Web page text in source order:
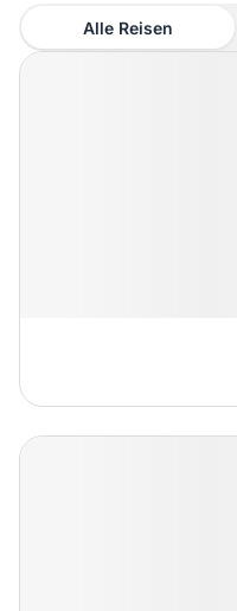
Alle Reisen